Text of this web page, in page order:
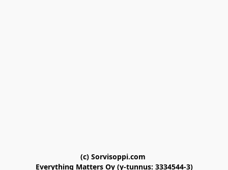
(c) Sorvisoppi.com
Everything Matters Oy (y-tunnus: 3334544-3)